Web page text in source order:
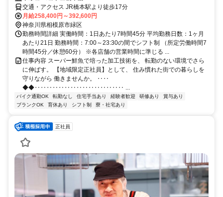
交通・アクセス JR橋本駅より徒歩17分
月給258,400円～392,600円
神奈川県相模原市緑区
勤務時間詳細 実働時間：1日あたり7時間45分 平均勤務日数：1ヶ月
あたり21日 勤務時間：7:00～23:30の間でシフト制 （所定労働時間7
時間45分／休憩60分） ※各店舗の営業時間に準じる ...
仕事内容 スーパー鮮魚で培った加工技術を、 転勤のない環境でさら
に伸ばす。 【地域限定正社員】として、 住み慣れた街での暮らしを
守りながら 働きませんか。 ‥‥
◆◆‥‥‥‥‥‥‥‥‥‥‥‥‥‥‥ ...
バイク通勤OK 転勤なし 住宅手当あり 経験者歓迎 研修あり
賞与あり
ブランクOK
育休あり シフト制 寮・社宅あり
正社員